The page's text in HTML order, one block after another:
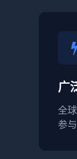
广
全
参